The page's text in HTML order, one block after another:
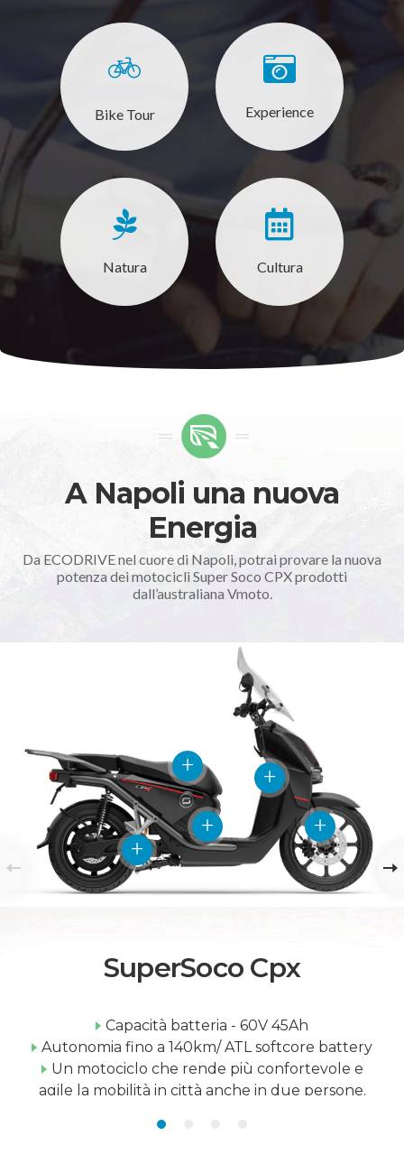
Bike Tour Experience
Natura Cultura
A Napoli una nuova
Energia
Da ECODRIVE nel cuore di Napoli, potrai provare la nuova
potenza dei motocicli Super Soco CPX prodotti
dall’australiana Vmoto.
SuperSoco Cpx
Capacità batteria - 60V 45Ah
Autonomia fino a 140km/ ATL softcore battery
Un motociclo che rende più confortevole e
agile la mobilità in città anche in due persone.